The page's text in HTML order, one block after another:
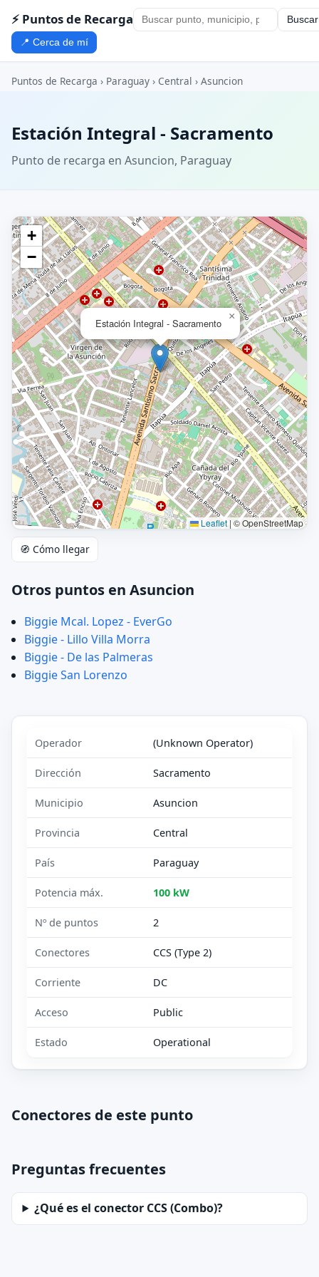
⚡ Puntos de Recarga Buscar
📍 Cerca de mí
Puntos de Recarga › Paraguay › Central › Asuncion
Estación Integral - Sacramento
Punto de recarga en Asuncion, Paraguay
Estación Integral - Sacramento
×
+
−
Leaflet | © OpenStreetMap
🧭 Cómo llegar
Otros puntos en Asuncion
Biggie Mcal. Lopez - EverGo
Biggie - Lillo Villa Morra
Biggie - De las Palmeras
Biggie San Lorenzo
Operador (Unknown Operator)
Dirección Sacramento
Municipio Asuncion
Provincia Central
País Paraguay
Potencia máx. 100 kW
Nº de puntos 2
Conectores CCS (Type 2)
Corriente DC
Acceso Public
Estado Operational
Conectores de este punto
Preguntas frecuentes
¿Qué es el conector CCS (Combo)?